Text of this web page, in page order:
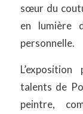
sœur du
en lumière
personnelle.
talents de
peintre,